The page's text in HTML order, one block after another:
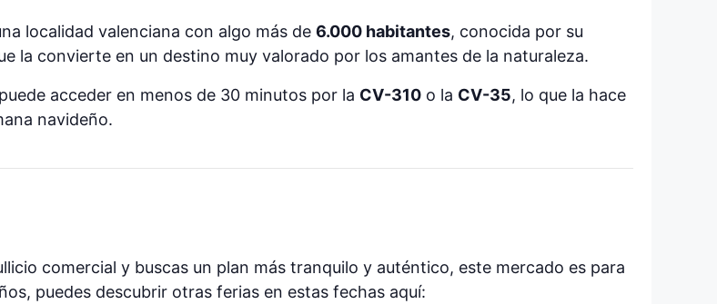
localidad valenciana con algo más de 6.000 habitantes, conocida por su
la convierte en un destino muy valorado por los amantes de la naturaleza.
acceder en menos de 30 minutos por la CV-310 o la CV-35, lo que la hace
navideño.
comercial y buscas un plan más tranquilo y auténtico, este mercado es para
puedes descubrir otras ferias en estas fechas aquí: